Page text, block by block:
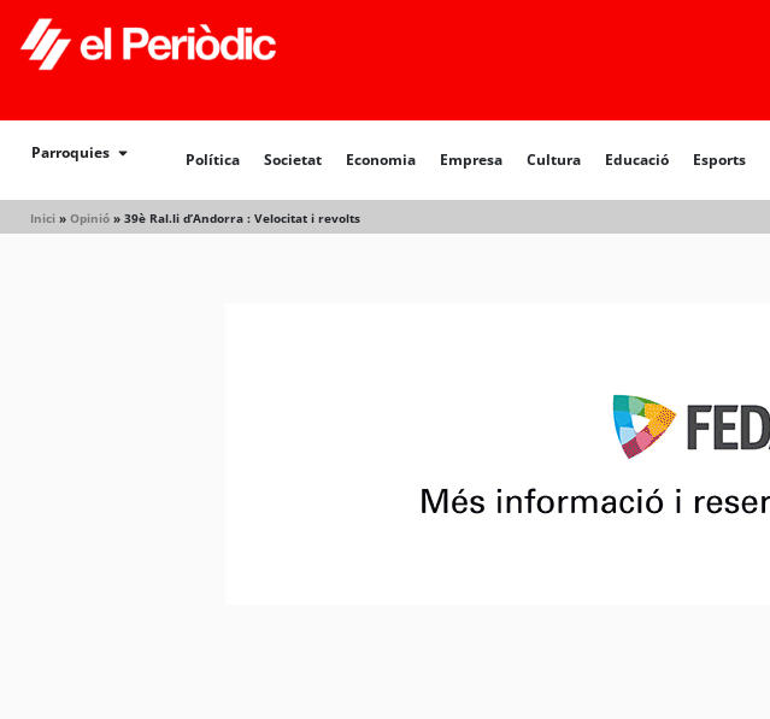
Parroquies Política Societat Economia Empresa Cultura Educació Esports
Inici » Opinió » 39è Ral.li d’Andorra : Velocitat i revolts